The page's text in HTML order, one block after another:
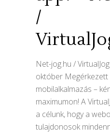
/
Net-jog.hu /
október Megérkezett
mobilalkalmazás –
maximumon! A
a célunk, hogy a
tulajdonosok